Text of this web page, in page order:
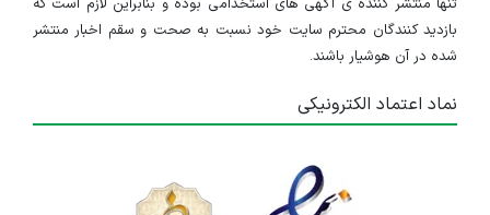
تنها منتشر کننده ی آگهی های استخدامی بوده و بنابراین لازم است که
بازدید کنندگان محترم سایت خود نسبت به صحت و سقم اخبار منتشر
شده در آن هوشیار باشند.
نماد اعتماد الکترونیکی